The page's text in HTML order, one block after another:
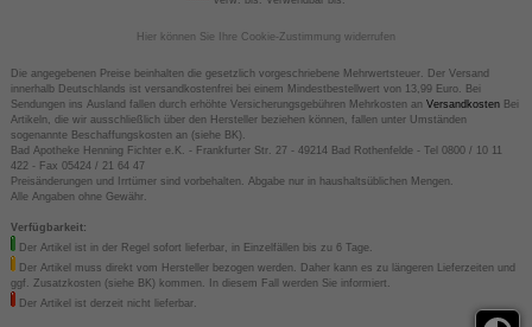
UVP ** 17,99 €
Unser Preis*
Hier können Sie Ihre Cookie-Zustimmung widerrufen
Die angegebenen Preise beinhalten die gesetzlich vorgeschriebene Mehrwertsteuer. Der Versand
innerhalb Deutschlands ist versandkostenfrei bei einem Mindestbestellwert von 13,99 Euro. Bei
Sendungen ins Ausland fallen durch erhöhte Versicherungsgebühren Mehrkosten an VersandkostenBei
Artikeln, die wir ausschließlich über den Hersteller beziehen können, fallen unter Umständen
sogenannte Beschaffungskosten an (siehe BK).
Bad Apotheke Henning Fichter e.K. - Frankfurter Str. 27 - 49214 Bad Rothenfelde - Tel 0800 / 10 11
422 - Fax 05424 / 21 64 47
Preisänderungen und Irrtümer sind vorbehalten. Abgabe nur in haushaltsüblichen Mengen.
Alle Angaben ohne Gewähr.
Verfügbarkeit:
Der Artikel ist in der Regel sofort lieferbar, in Einzelfällen bis zu 6 Tage.
Der Artikel muss direkt vom Hersteller bezogen werden. Daher kann es zu längeren Lieferzeiten und
ggf. Zusatzkosten (siehe BK) kommen. In diesem Fall werden Sie informiert.
Der Artikel ist derzeit nicht lieferbar.